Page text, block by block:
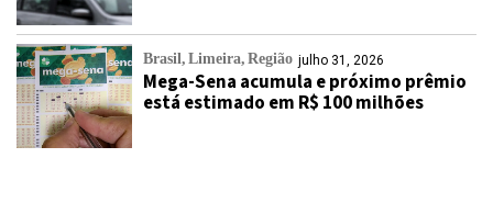
Brasil Limeira Região julho 31, 2026
Mega-Sena acumula e próximo prêmio
está estimado em R$ 100 milhões